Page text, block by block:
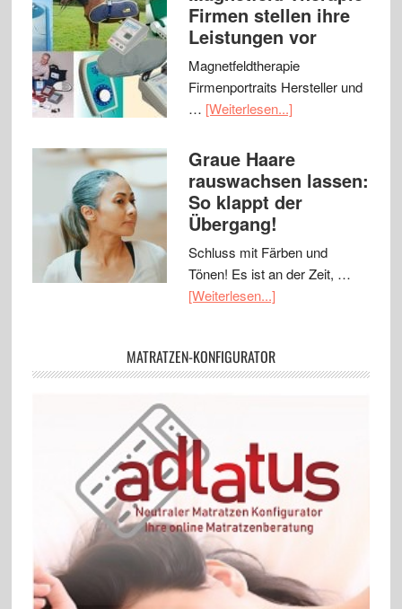
Firmen stellen ihre
Leistungen vor
Magnetfeldtherapie
Firmenportraits Hersteller und
… [Weiterlesen...]
Graue Haare
rauswachsen lassen:
So klappt der
Übergang!
Schluss mit Färben und
Tönen! Es ist an der Zeit, …
[Weiterlesen...]
MATRATZEN-KONFIGURATOR